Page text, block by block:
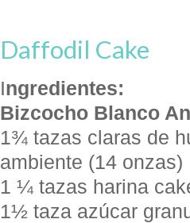
Daffodil Cake
Ingredientes:
Bizcocho Blanco
1¾ tazas claras de
ambiente (14 onzas)
1 ¼ tazas harina
1½ taza azúcar